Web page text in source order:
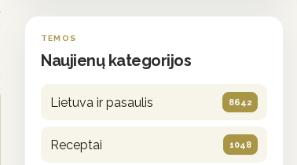
TEMOS
Naujienų kategorijos
Lietuva ir pasaulis 8642
Receptai 1048